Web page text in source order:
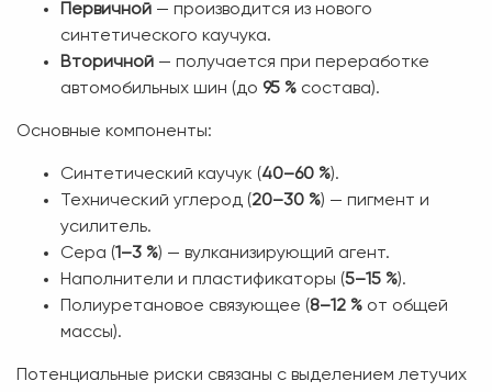
Первичной — производится из нового
синтетического каучука.
Вторичной — получается при переработке
автомобильных шин (до 95 % состава).
Основные компоненты:
Синтетический каучук (40–60 %).
Технический углерод (20–30 %) — пигмент и
усилитель.
Сера (1–3 %) — вулканизирующий агент.
Наполнители и пластификаторы (5–15 %).
Полиуретановое связующее (8–12 % от общей
массы).
Потенциальные риски связаны с выделением летучих